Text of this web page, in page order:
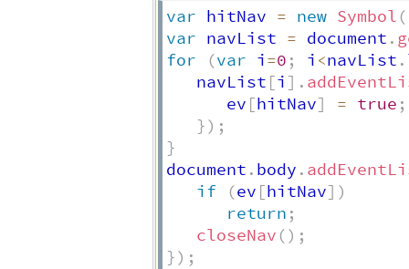
var hitNav = new Symbol (
var navList = document .
for
(var i=0 ; i <navList .
   navList
[i ] .
      ev
[hitNav] = true ;
}) ;
}
document . body .
if
(ev [hitNav] )
return ;
closeNav () ;
}) ;